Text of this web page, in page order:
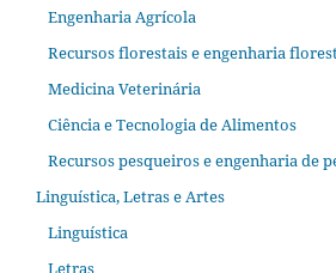
Engenharia Agrícola
Recursos florestais e engenharia
Medicina Veterinária
Ciência e Tecnologia de Alimentos
Recursos pesqueiros e engenharia de
Linguística, Letras e Artes
Linguística
Letras